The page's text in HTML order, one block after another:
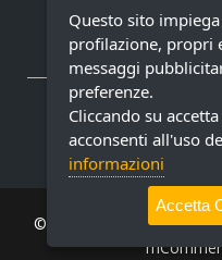
E-mail:
Partita
METODI DI
© MARENGA Srl 2022 All
Questo sito
profilazione, propri
messaggi
preferenze.
Cliccando su
acconsenti all'uso
informazioni
Accetta